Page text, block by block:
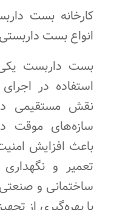
کارخانه بست
انواع بست
بست داربست
استفاده در
نقش مستقیمی
سازه‌های موقت
باعث افزایش
تعمیر و
ساختمانی و